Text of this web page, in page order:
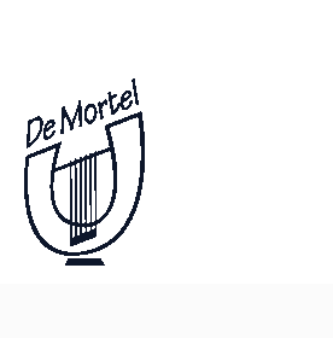
h
i
e
f